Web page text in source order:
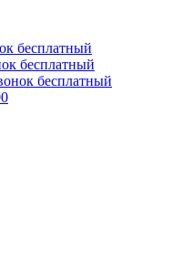
бесплатный
бесплатный
бесплатный